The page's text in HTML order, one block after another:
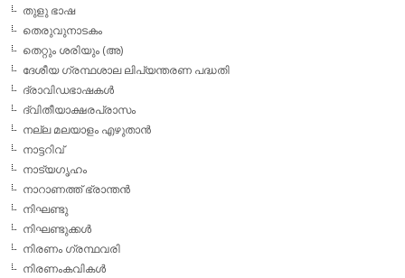
തുളു ഭാഷ
തെരുവുനാടകം
തെറ്റും ശരിയും (അ)
ദേശീയ ഗ്രന്ഥശാല ലിപ്യന്തരണ പദ്ധതി
ദ്രാവിഡഭാഷകള്‍
ദ്വിതീയാക്ഷരപ്രാസം
നല്ല മലയാളം എഴുതാന്‍
നാട്ടറിവ്
നാട്യഗൃഹം
നാറാണത്ത് ഭ്രാന്തന്‍
നിഘണ്ടു
നിഘണ്ടുക്കള്‍
നിരണം ഗ്രന്ഥവരി
നിരണംകവികള്‍